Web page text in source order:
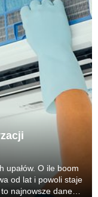
upałów. O ile boom
od lat i powoli staje
najnowsze dane